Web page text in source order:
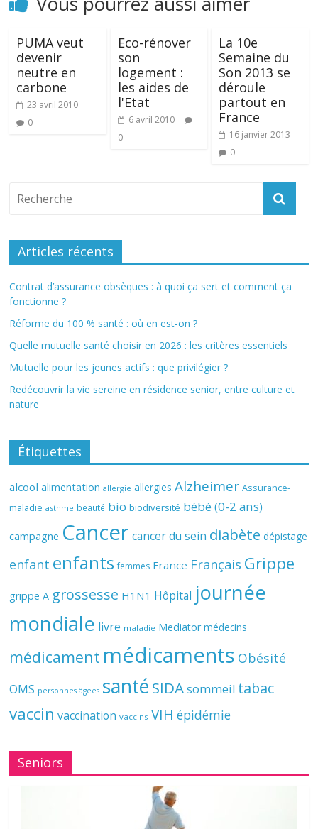
PUMA veut
devenir
neutre en
carbone
23 avril 2010
0
Eco-rénover
son
logement :
les aides de
l'Etat
6 avril 2010
0
La 10e
Semaine du
Son 2013 se
déroule
partout en
France
16 janvier 2013
0
Articles récents
Contrat d’assurance obsèques : à quoi ça sert et comment ça
fonctionne ?
Réforme du 100 % santé : où en est-on ?
Quelle mutuelle santé choisir en 2026 : les critères essentiels
Mutuelle pour les jeunes actifs : que privilégier ?
Redécouvrir la vie sereine en résidence senior, entre culture et
nature
Étiquettes
alcool alimentation allergie allergies Alzheimer Assurance-
maladie asthme beauté bio biodiversité bébé (0-2 ans)
campagne Cancer cancer du sein diabète dépistage
enfant enfants femmes France Français Grippe
grippe A grossesse H1N1 Hôpital journée
mondiale livre maladie Mediator médecins
médicament médicaments Obésité
OMS personnes âgées santé SIDAsommeil tabac
vaccin vaccination vaccins VIH épidémie
Seniors